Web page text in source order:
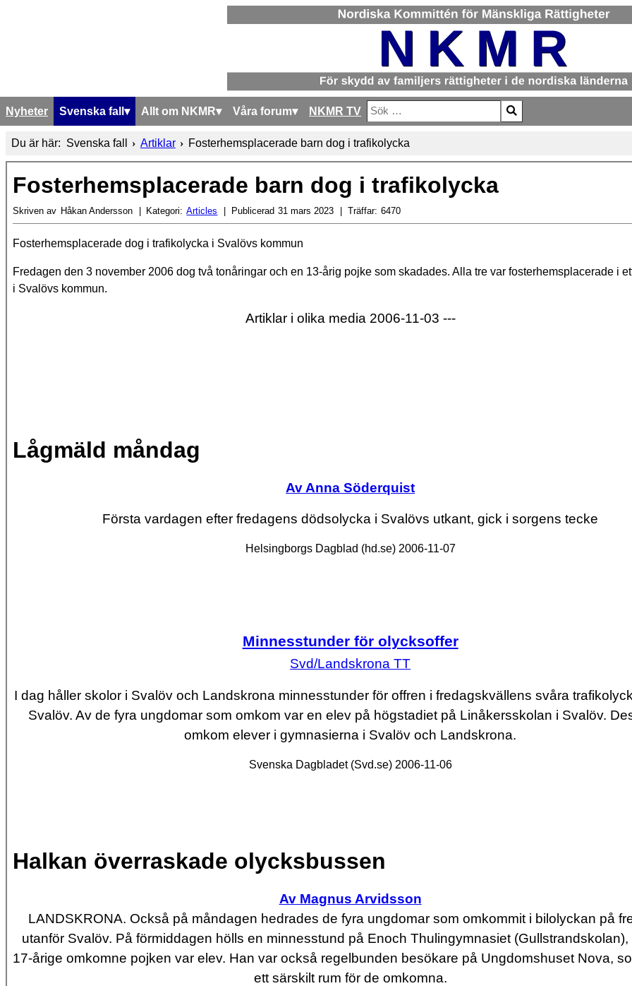
Nyheter Svenska fall Allt om NKMR Våra forum NKMR TV
Sök
Type 2 or more characters for results.
Du är här: Svenska fall Artiklar Fosterhemsplacerade barn dog i trafikolycka
Fosterhemsplacerade barn dog i trafikolycka
Skriven av Håkan Andersson Kategori: Articles Publicerad 31 mars 2023 Träffar: 6470
Fosterhemsplacerade dog i trafikolycka i Svalövs kommun
Fredagen den 3 november 2006 dog två tonåringar och en 13-årig pojke som skadades. Alla tre var fosterhemsplacerade i
i Svalövs kommun.
Artiklar i olika media 2006-11-03 ---
Lågmäld måndag
Av Anna Söderquist
Första vardagen efter fredagens dödsolycka i Svalövs utkant, gick i sorgens tecke
Helsingborgs Dagblad (hd.se) 2006-11-07
Minnesstunder för olycksoffer
Svd/Landskrona TT
I dag håller skolor i Svalöv och Landskrona minnesstunder för offren i fredagskvällens svåra
Svalöv. Av de fyra ungdomar som omkom var en elev på högstadiet på Linåkersskolan i Svalöv.
omkom elever i gymnasierna i Svalöv och Landskrona.
Svenska Dagbladet (Svd.se) 2006-11-06
Halkan överraskade olycksbussen
Av Magnus Arvidsson
LANDSKRONA. Också på måndagen hedrades de fyra ungdomar som omkommit i bilolyckan på
utanför Svalöv. På förmiddagen hölls en minnesstund på Enoch Thulingymnasiet (Gullstrandskolan),
17-årige omkomne pojken var elev. Han var också regelbunden besökare på Ungdomshuset Nova,
ett särskilt rum för de omkomna.